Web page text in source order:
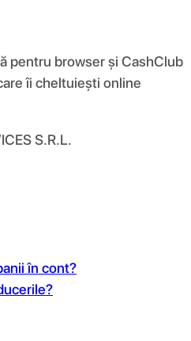
pentru browser și CashClub
îi cheltuiești online
S.R.L.
în cont?